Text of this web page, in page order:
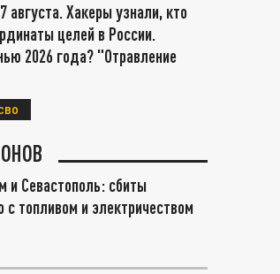
августа. Хакеры узнали, кто
целей в России.
2026 года? "Отравление
и Севастополь: сбиты
с топливом и электричеством